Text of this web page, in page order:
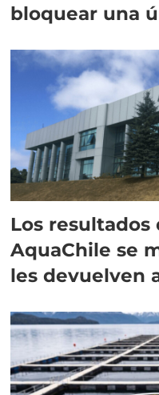
bloquear una
Los
AquaChile se
les devuelven